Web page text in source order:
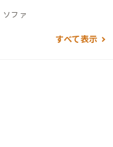
ソファ
すべて表示